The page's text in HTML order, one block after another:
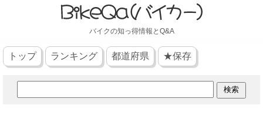
バイクの知っ得情報とQ&A
トップ ランキング 都道府県 ★保存